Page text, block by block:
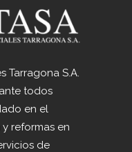
Tarragona S.A.
todos
en el
reformas en
de